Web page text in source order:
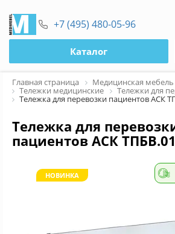
+7 (495) 480-05-96
Каталог
Главная страница Медицинская мебель
Тележки медицинские Тележки для
Тележка для перевозки пациентов АСК
Тележка для
пациентов АСК
НОВИНКА